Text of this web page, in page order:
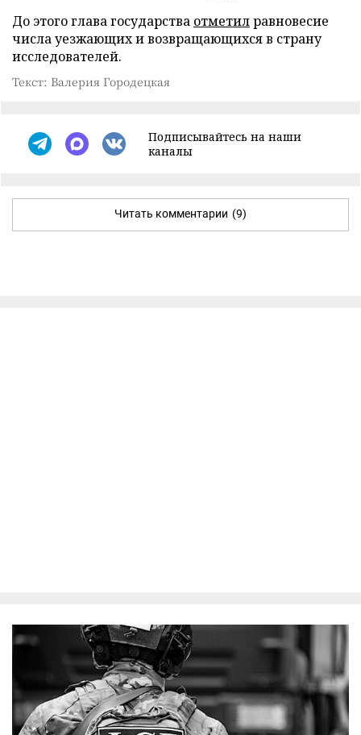
До этого глава государства отметилравновесие
числа уезжающих и возвращающихся в страну
исследователей.
Текст: Валерия Городецкая
Подписывайтесь на наши
каналы
Читать комментарии (9)